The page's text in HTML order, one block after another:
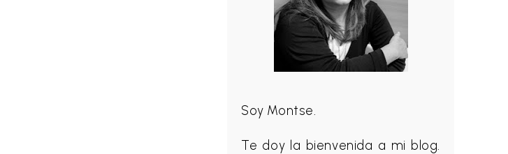
Soy Montse.
Te doy la bienvenida a mi blog.